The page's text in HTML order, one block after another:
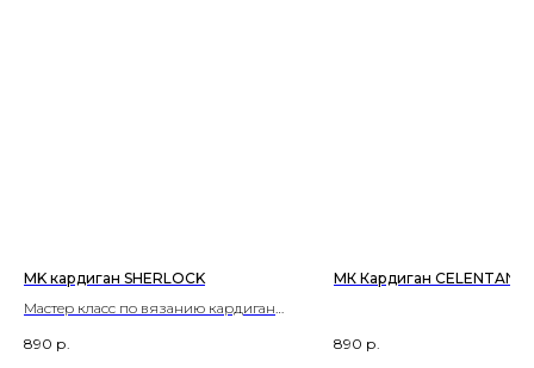
MK кардиган SHERLOCK
Мастер класс по вязанию кардигана
890 р.
МК Кардиган СELENTANO
890 р.